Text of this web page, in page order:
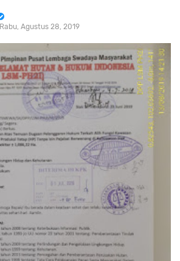
Rabu, Agustus 28, 2019